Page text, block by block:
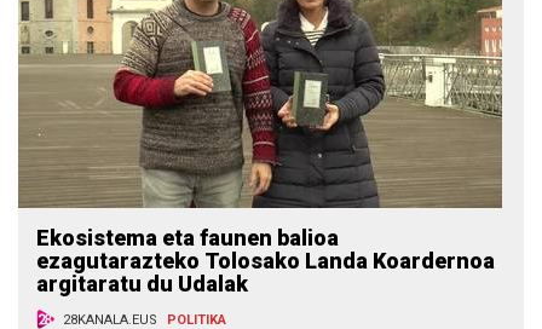
Ekosistema eta faunen balioa
ezagutarazteko Tolosako Landa Koardernoa
argitaratu du Udalak
28KANALA.EUS POLITIKA